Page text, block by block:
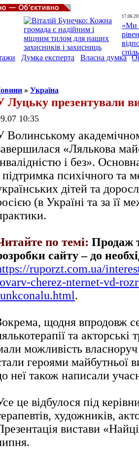
«Ми
Думка експерта Власна думка
» Україна
Луцьку презентували
10:35
Волинському
«Лялькова
і без».
підтримка психічного та
дітей та
(в Україні та за її
по темі: Продаж
сайту – до
ruporzt.com.ua/
cherez-nternet-vd-
.
щодня впродовж
та акторські
можливість
героями майбутньої
неї також написали
це відбулося під
художників,
вистави